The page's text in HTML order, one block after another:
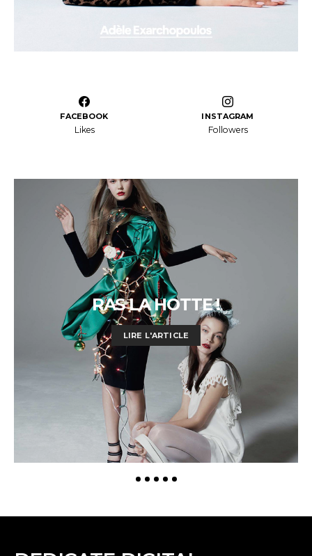
FACEBOOK
Likes
INSTAGRAM
Followers
RAS LA HOTTE !
LIRE L'ARTICLE